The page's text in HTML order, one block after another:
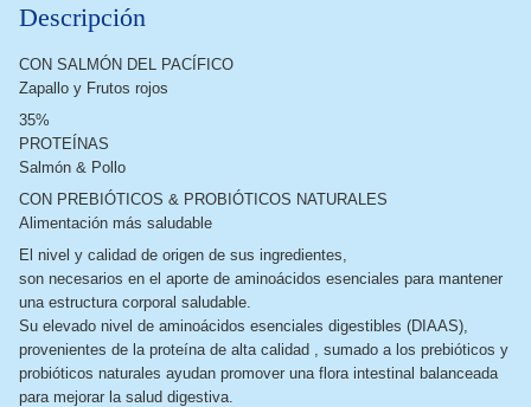
Descripción
CON SALMÓN DEL PACÍFICO
Zapallo y Frutos rojos
35%
PROTEÍNAS
Salmón & Pollo
CON PREBIÓTICOS & PROBIÓTICOS NATURALES
Alimentación más saludable
El nivel y calidad de origen de sus ingredientes,
son necesarios en el aporte de aminoácidos esenciales para mantener
una estructura corporal saludable.
Su elevado nivel de aminoácidos esenciales digestibles (DIAAS),
provenientes de la proteína de alta calidad , sumado a los prebióticos y
probióticos naturales ayudan promover una flora intestinal balanceada
para mejorar la salud digestiva.